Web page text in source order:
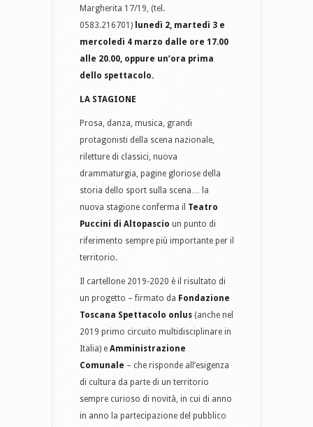
Margherita 17/19, (tel.
0583.216701) lunedì 2, martedì 3 e
mercoledì 4 marzo dalle ore 17.00
alle 20.00, oppure un’ora prima
dello spettacolo.
LA STAGIONE
Prosa, danza, musica, grandi
protagonisti della scena nazionale,
riletture di classici, nuova
drammaturgia, pagine gloriose della
storia dello sport sulla scena… la
nuova stagione conferma il Teatro
Puccini di Altopascio un punto di
riferimento sempre più importante per il
territorio.
Il cartellone 2019-2020 è il risultato di
un progetto – firmato da Fondazione
Toscana Spettacolo onlus (anche nel
2019 primo circuito multidisciplinare in
Italia) e Amministrazione
Comunale – che risponde all’esigenza
di cultura da parte di un territorio
sempre curioso di novità, in cui di anno
in anno la partecipazione del pubblico